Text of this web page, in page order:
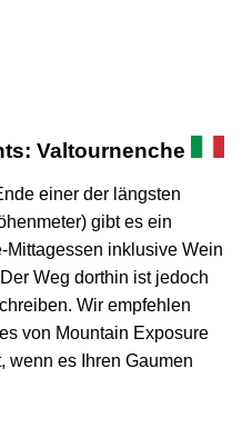
Valtournenche
einer der längsten
gibt es ein
inklusive Wein
Weg dorthin ist jedoch
Wir empfehlen
von Mountain Exposure
wenn es Ihren Gaumen